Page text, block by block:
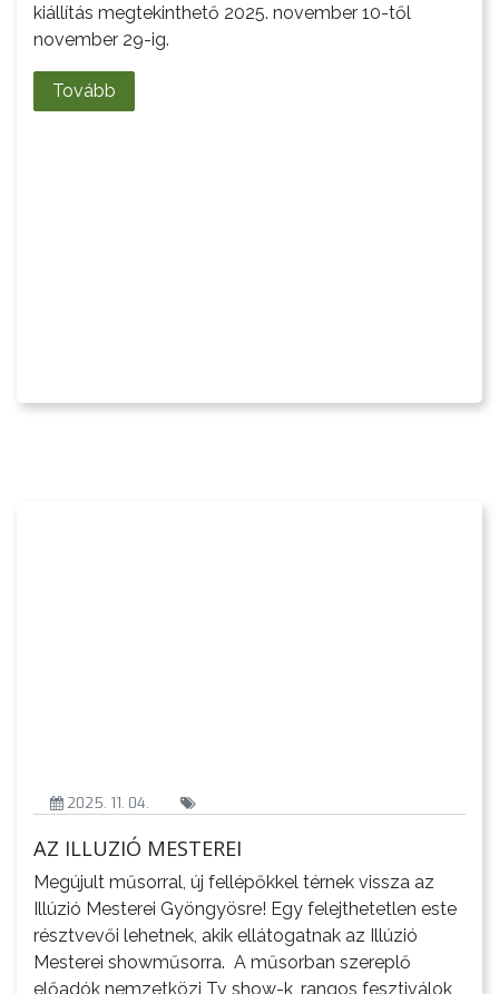
kiállítás megtekinthető 2025. november 10-től
november 29-ig.
Tovább
2025. 11. 04.
AZ ILLUZIÓ MESTEREI
Megújult műsorral, új fellépőkkel térnek vissza az
Illúzió Mesterei Gyöngyösre! Egy felejthetetlen este
résztvevői lehetnek, akik ellátogatnak az Illúzió
Mesterei showműsorra. A műsorban szereplő
előadók nemzetközi Tv show-k, rangos fesztiválok